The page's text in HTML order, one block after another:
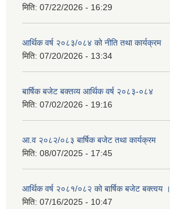
मिति: 07/22/2026 - 16:29
आर्थिक वर्ष २०८३/०८४ को नीति तथा कार्यक्रम
मिति: 07/20/2026 - 13:34
बार्षिक बजेट बक्तव्य आर्थिक वर्ष २०८३-०८४
मिति: 07/02/2026 - 19:16
आ.व २०८२/०८३ बार्षिक बजेट तथा कार्यक्रम
मिति: 08/07/2025 - 17:45
आर्थिक वर्ष २०८१/०८२ को बार्षिक बजेट बक्त्वय ।
मिति: 07/16/2025 - 10:47